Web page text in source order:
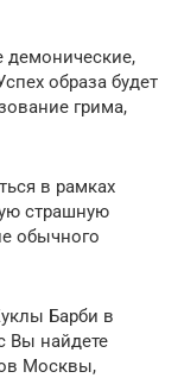
демонические,
образа будет
грима,
в рамках
страшную
обычного
Барби в
Вы найдете
Москвы,